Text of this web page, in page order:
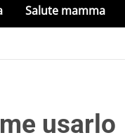
Salute mamma
usarlo